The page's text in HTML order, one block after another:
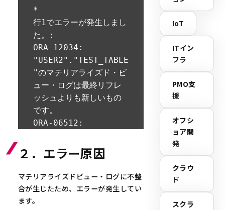
*
行1でエラーが発生しまし
た。:
ORA-12034:
"USER2"."TEST_TABLE
"のマテリアライズド・ビ
ュー・ログは最終リフレ
ッシュよりも新しいもの
です。
ORA-06512:
KKXRCA", 行2960
ORA-06512:
"SYS.DBMS_SNAPSHOT_
KKXRCA", 行2378
２．エラー原因
マテリアライズドビュー・ログに不整
合が生じたため、エラーが発生してい
ます。
IoT
ITイン
フラ
PMO支
援
オフシ
ョア開
発
クラウ
ド
スクラ